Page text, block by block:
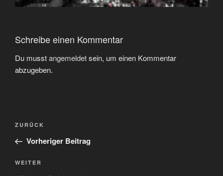
Schreibe einen Kommentar
Du musstangemeldetsein, um einen Kommentar
abzugeben.
Beitragsnavigation
Vorheriger
Beitrag
ZURÜCK
Vorheriger Beitrag
Nächster
WEITER